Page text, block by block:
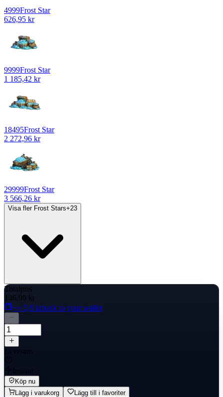
4999Frost Star
626,95 kr
9999Frost Star
1 185,42 kr
18495Frost Star
2 272,96 kr
29999Frost Star
3 566,26 kr
Visa fler Frost Stars+23
Totalpris
146,90 kr
+≈ 5,9 krback to your wallet
Leverans
Instant
Köp nu
Lägg i varukorg
Lägg till i favoriter